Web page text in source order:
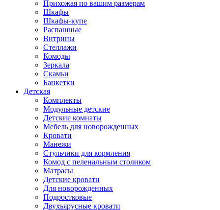
Прихожая по вашим размерам
Шкафы
Шкафы-купе
Распашные
Витрины
Стеллажи
Комоды
Зеркала
Скамьи
Банкетки
Детская
Комплекты
Модульные детские
Детские комнаты
Мебель для новорожденных
Кровати
Манежи
Стульчики для кормления
Комод с пеленальным столиком
Матрасы
Детские кровати
Для новорожденных
Подростковые
Двухъярусные кровати